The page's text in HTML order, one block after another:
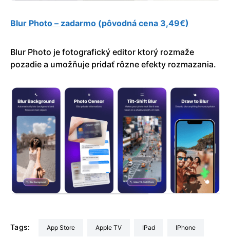
Blur Photo – zadarmo (pôvodná cena 3,49€)
Blur Photo je fotografický editor ktorý rozmaže
pozadie a umožňuje pridať rôzne efekty rozmazania.
Tags: App Store Apple TV iPad iPhone